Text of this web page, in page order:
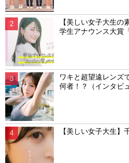
【美しい女子大生の
学生アナウンス大賞
ワキと超望遠レンズ
何者！？（インタビュ
【美しい女子大生】